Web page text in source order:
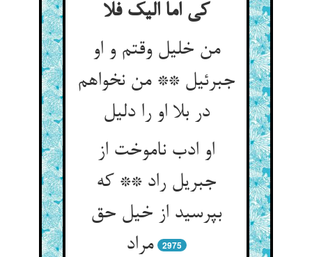
کی اما الیک فلا
من خلیل وقتم و او
جبرئیل ** من نخواهم
در بلا او را دلیل
او ادب ناموخت از
جبریل راد ** که
بپرسید از خیل حق
مراد
2975